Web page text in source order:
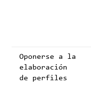
Oponerse a la
elaboración
de perfiles